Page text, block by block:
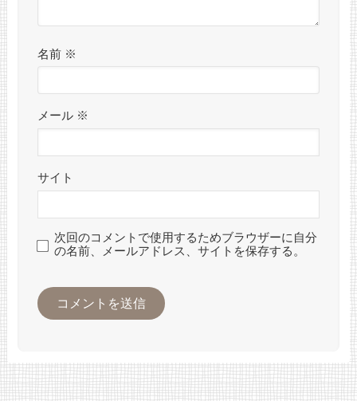
名前 ※
メール ※
サイト
次回のコメントで使用するためブラウザーに自分
の名前、メールアドレス、サイトを保存する。